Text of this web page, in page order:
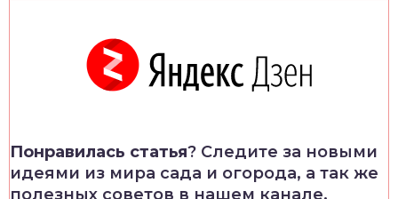
Понравилась статья? Следите за новыми
идеями из мира сада и огорода, а так же
полезных советов в нашем канале.